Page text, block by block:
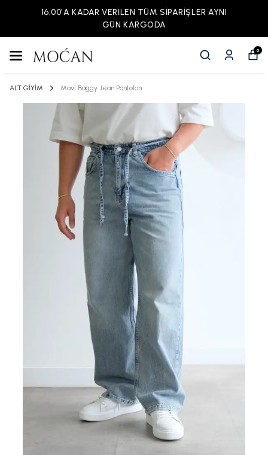
16:00'A KADAR VERİLEN TÜM SİPARİŞLER AYNI
GÜN KARGODA
0
ALT GİYİM Mavi Baggy Jean Pantolon